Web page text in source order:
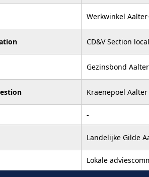
Werkwinkel
CD&V Section
Gezinsbond
Kraenepoel Aalter
-
Landelijke Gilde
Lokale